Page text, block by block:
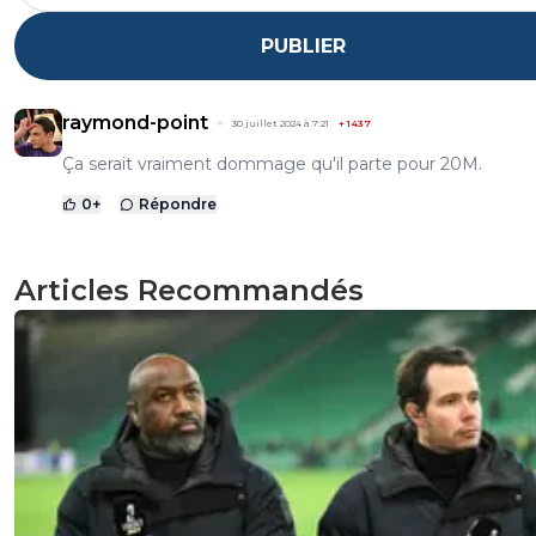
PUBLIER
raymond-point 30 juillet 2024 à 7:21 +1437
Ça serait vraiment dommage qu'il parte pour 20M.
0+ Répondre
Articles Recommandés